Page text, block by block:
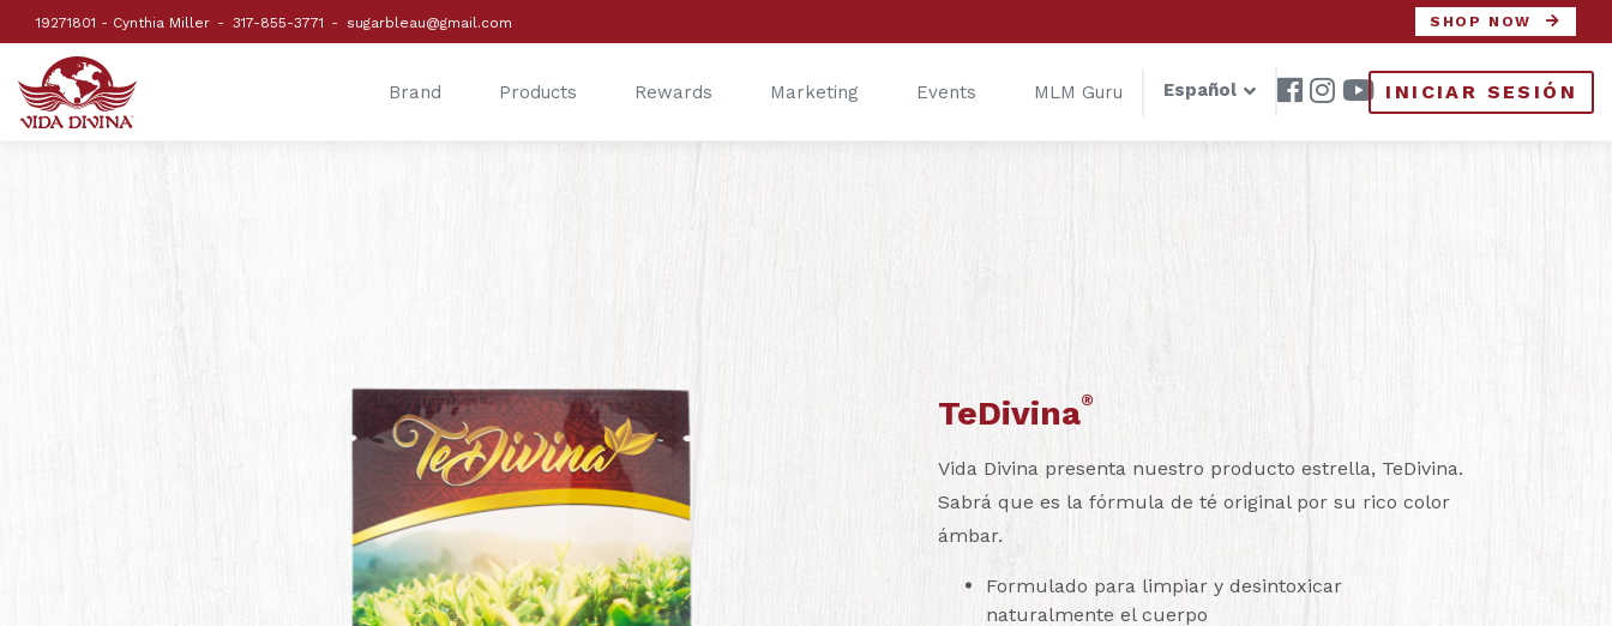
19271801 - Cynthia Miller 317-855-3771 sugarbleau@gmail.com SHOP NOW
Brand Products Rewards Marketing Events MLM Guru Español INICIAR SESIÓN
TeDivina®
Vida Divina presenta nuestro producto estrella, TeDivina.
Sabrá que es la fórmula de té original por su rico color
ámbar.
Formulado para limpiar y desintoxicar
naturalmente el cuerpo